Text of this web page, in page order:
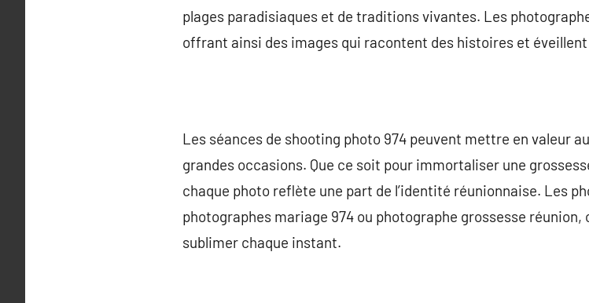
plages paradisiaques et de traditions vivantes. Les
offrant ainsi des images qui racontent des histoires et
Les séances de shooting photo 974 peuvent mettre en valeur
grandes occasions. Que ce soit pour immortaliser une
chaque photo reflète une part de l’identité réunionnaise. Les
photographes mariage 974 ou photographe grossesse
sublimer chaque instant.